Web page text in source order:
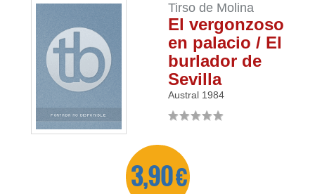
Tirso de Molina
El vergonzoso
en palacio / El
burlador de
Sevilla
Austral 1984
3,90 €